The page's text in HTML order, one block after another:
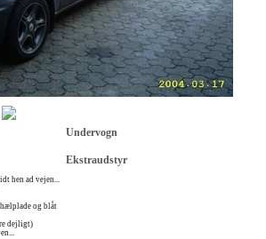
Undervogn
hen ad vejen...
og blåt
dejligt)
Ekstraudstyr